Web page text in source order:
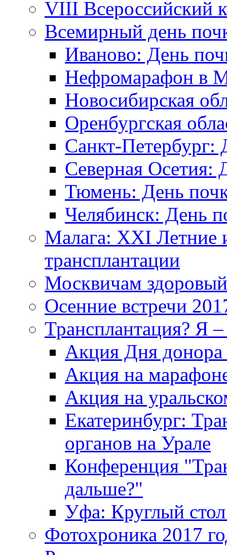
VIII Всероссийский
Всемирный день
Иваново: День
Нефромарафон в
Новосибирская
Оренбургская
Санкт-Петербург:
Северная Осетия:
Тюмень: День
Челябинск: День
Малага: XXI Летние
трансплантации
Москвичам
Осенние встречи
Трансплантация? Я –
Акция Дня донора
Акция на
Акция на
Екатеринбург:
органов на Урале
Конференция
дальше?"
Уфа: Круглый
Фотохроника 2017